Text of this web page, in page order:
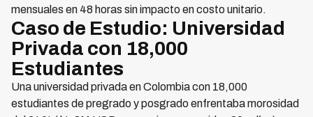
mensuales en 48 horas sin impacto en costo unitario.
Caso de Estudio: Universidad
Privada con 18,000
Estudiantes
Una universidad privada en Colombia con 18,000
estudiantes de pregrado y posgrado enfrentaba morosidad